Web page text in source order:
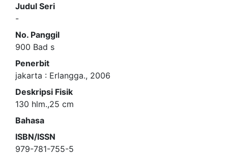
Judul Seri
-
No. Panggil
900 Bad s
Penerbit
jakarta : Erlangga., 2006
Deskripsi Fisik
130 hlm.,25 cm
Bahasa
ISBN/ISSN
979-781-755-5